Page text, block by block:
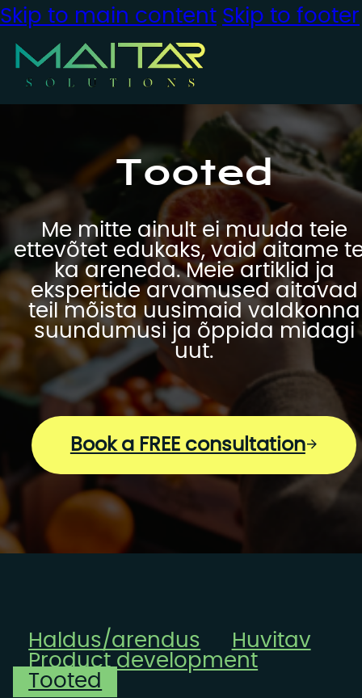
Skip to main content Skip to footer
Tooted
Me mitte ainult ei muuda teie
ettevõtet edukaks, vaid aitame
ka areneda. Meie artiklid ja
ekspertide arvamused aitavad
teil mõista uusimaid valdkonna
suundumusi ja õppida midagi
uut.
Book a FREE consultation
Haldus/arendus
Huvitav
Product development
Tooted